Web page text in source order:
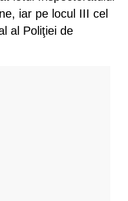
iar pe locul III cel
al Poliţiei de